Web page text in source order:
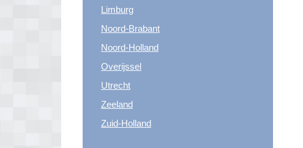
Limburg
Noord-Brabant
Noord-Holland
Overijssel
Utrecht
Zeeland
Zuid-Holland